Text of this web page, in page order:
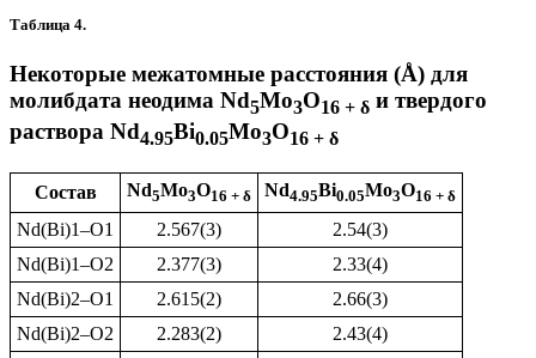
Таблица 4.
Некоторые межатомные расстояния (Å) для
молибдата неодима Nd5Mo3O16 + δ и твердого
раствора Nd4.95Bi0.05Mo3O16 + δ
Состав Nd5Mo3O16 + δ Nd4.95Bi0.05Mo3O16 + δ
Nd(Bi)1–O1 2.567(3)
2.54(3)
Nd(Bi)1–O2
2.377(3)
2.33(4)
Nd(Bi)2–O1
2.615(2)
2.66(3)
Nd(Bi)2–O2
2.283(2)
2.43(4)